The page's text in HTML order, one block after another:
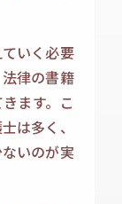
いく必要
律の書籍
ます。こ
は多く、
いのが実